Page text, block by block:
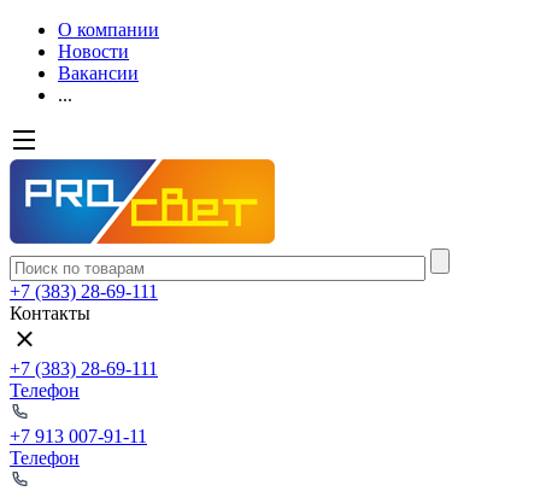
О компании
Новости
Вакансии
...
+7 (383) 28-69-111
Контакты
+7 (383) 28-69-111
Телефон
+7 913 007-91-11
Телефон